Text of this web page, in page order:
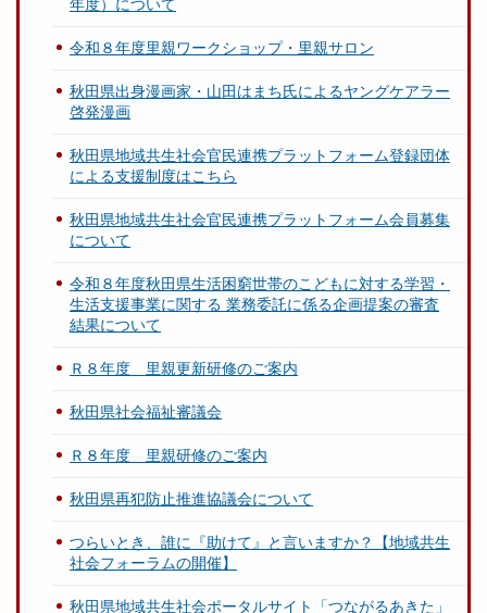
年度）について
令和８年度里親ワークショップ・里親サロン
秋田県出身漫画家・山田はまち氏によるヤングケアラー
啓発漫画
秋田県地域共生社会官民連携プラットフォーム登録団体
による支援制度はこちら
秋田県地域共生社会官民連携プラットフォーム会員募集
について
令和８年度秋田県生活困窮世帯のこどもに対する学習・
生活支援事業に関する 業務委託に係る企画提案の審査
結果について
Ｒ８年度 里親更新研修のご案内
秋田県社会福祉審議会
Ｒ８年度 里親研修のご案内
秋田県再犯防止推進協議会について
つらいとき、誰に『助けて』と言いますか？【地域共生
社会フォーラムの開催】
秋田県地域共生社会ポータルサイト「つながるあきた」